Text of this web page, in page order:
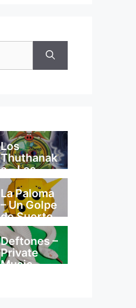
Los
Thuthanak
a – Los
Thuthanak
a
La Paloma
– Un Golpe
de Suerte
Deftones –
Private
Music